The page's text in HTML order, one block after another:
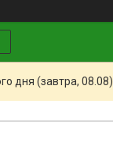
дня (завтра, 08.08).